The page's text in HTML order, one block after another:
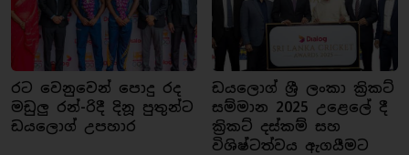
රට වෙනුවෙන් පොදු රද
මඩුලු රන්-රිදී දිනූ පුතුන්ට
ඩයලොග් උපහාර
ඩයලොග් ශ්‍රී ලංකා ක්‍රිකට්
සම්මාන 2025 උළෙලේ දී
ක්‍රිකට් දස්කම් සහ
විශිෂ්ටත්වය ඇගයීමට